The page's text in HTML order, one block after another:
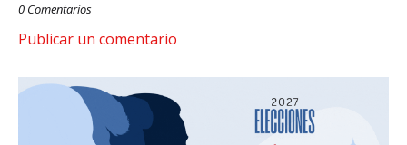
0 Comentarios
Publicar un comentario